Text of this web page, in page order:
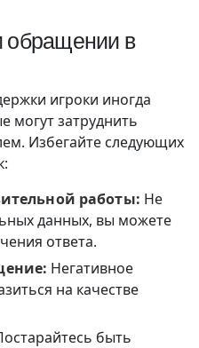
обращении в
игроки иногда
могут затруднить
Избегайте следующих
работы: Не
данных, вы можете
ответа.
Негативное
на качестве
быть